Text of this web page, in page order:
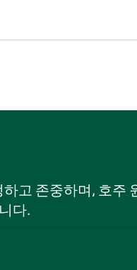
고 존중하며, 호주
다.